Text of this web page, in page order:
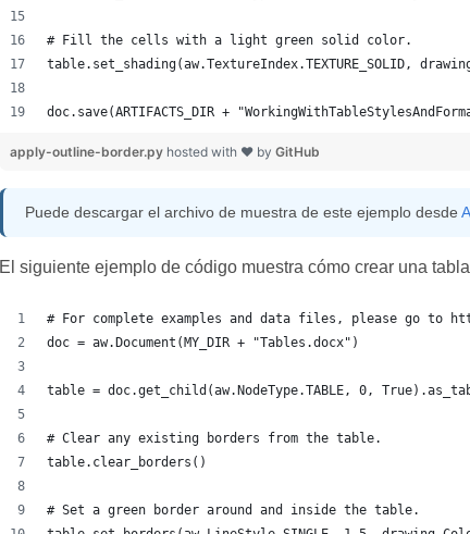
doc.save(ARTIFACTS_DIR +
apply-outline-border.py hosted with ❤ by GitHub
Puede descargar el archivo de muestra de este ejemplo desde
El siguiente ejemplo de código muestra cómo crear una